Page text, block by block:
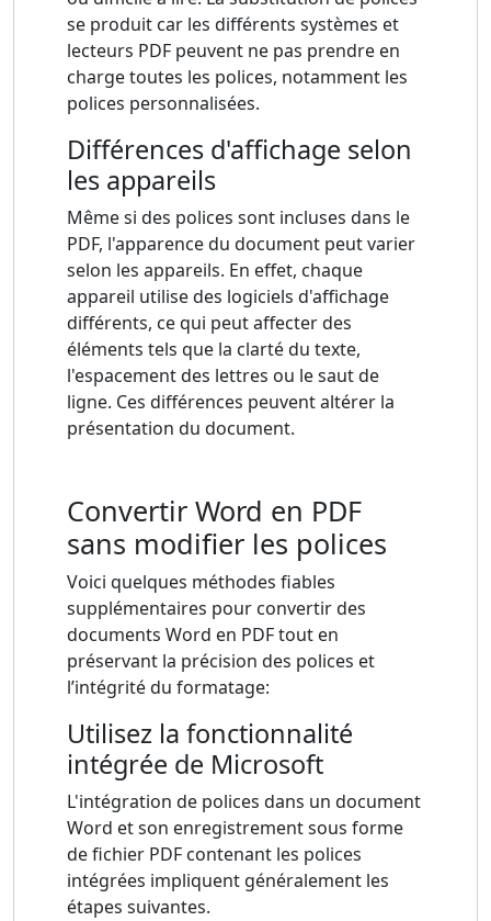
se produit car les différents systèmes et
lecteurs PDF peuvent ne pas prendre en
charge toutes les polices, notamment les
polices personnalisées.
Différences d'affichage selon
les appareils
Même si des polices sont incluses dans le
PDF, l'apparence du document peut varier
selon les appareils. En effet, chaque
appareil utilise des logiciels d'affichage
différents, ce qui peut affecter des
éléments tels que la clarté du texte,
l'espacement des lettres ou le saut de
ligne. Ces différences peuvent altérer la
présentation du document.
Convertir Word en PDF
sans modifier les polices
Voici quelques méthodes fiables
supplémentaires pour convertir des
documents Word en PDF tout en
préservant la précision des polices et
l’intégrité du formatage:
Utilisez la fonctionnalité
intégrée de Microsoft
L'intégration de polices dans un document
Word et son enregistrement sous forme
de fichier PDF contenant les polices
intégrées impliquent généralement les
étapes suivantes.